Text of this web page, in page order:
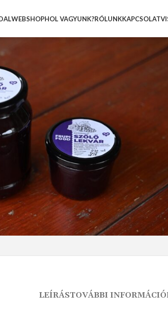
WEBSHOPHOL VAGYUNK?RÓLUNKKAPCSOLAT
LEÍRÁSTOVÁBBI